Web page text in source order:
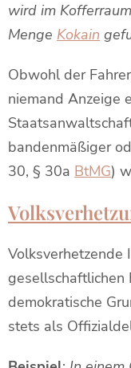
wird im
Menge Kokain
Obwohl der
niemand Anzeige
bandenmäßiger
30, § 30a BtMG)
Volksverhetzende
gesellschaftlichen
demokratische
stets als